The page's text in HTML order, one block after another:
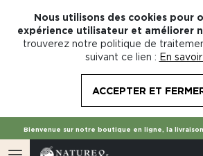
Nous utilisons des cookies pour
expérience utilisateur et améliorer
trouverez notre politique de
suivant ce lien : En
ACCEPTER ET
Bienvenue sur notre boutique en ligne, la